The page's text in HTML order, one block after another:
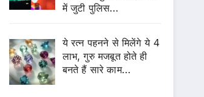
में जुटी पुलिस…
ये रत्न पहनने से मिलेंगे ये 4
लाभ, गुरु मजबूत होते ही
बनते हैं सारे काम…